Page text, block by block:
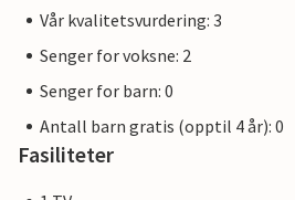
Vår kvalitetsvurdering: 3
Senger for voksne: 2
Senger for barn: 0
Antall barn gratis (opptil 4 år): 0
Fasiliteter